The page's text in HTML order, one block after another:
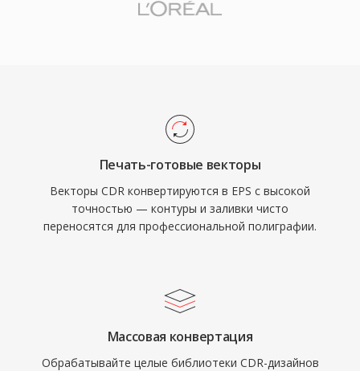
Печать-готовые векторы
Векторы CDR конвертируются в EPS с высокой
точностью — контуры и заливки чисто
переносятся для профессиональной полиграфии.
Массовая конвертация
Обрабатывайте целые библиотеки CDR-дизайнов